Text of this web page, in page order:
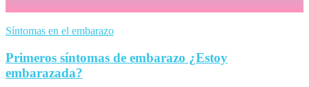
Síntomas en el embarazo
Primeros síntomas de embarazo ¿Estoy
embarazada?